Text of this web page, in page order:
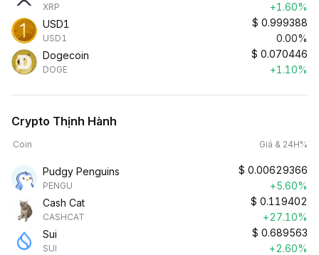
XRP
+1.60%
USD1
USD1
$ 0.999388
0.00%
Dogecoin
DOGE
$ 0.070446
+1.10%
Crypto Thịnh Hành
Coin Giá & 24H%
Pudgy Penguins
PENGU
$ 0.00629366
+5.60%
Cash Cat
CASHCAT
$ 0.119402
+27.10%
Sui
SUI
$ 0.689563
+2.60%